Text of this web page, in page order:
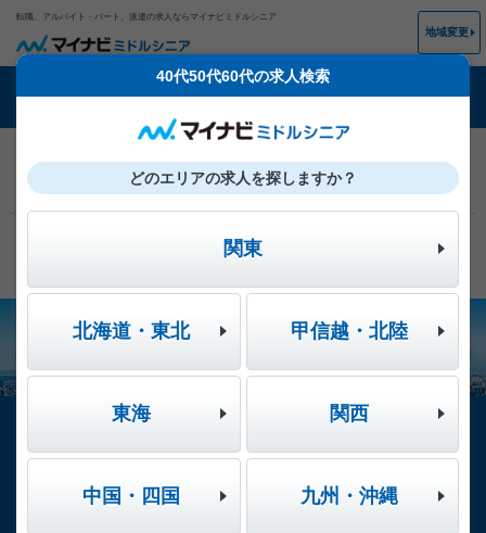
転職、アルバイト・パート、派遣の求人ならマイナビミドルシニア
地域変更
お知らせ
ついて
公式アプリでいつでも仕事探し＆情報収集が可
エリア 駅・路線 働く時間
40代50代60代の求人検索
どのエリアの求人を探しますか？
関東
北海道・東北 甲信越・北陸
東海 関西
中国・四国 九州・沖縄